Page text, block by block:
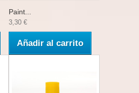
Paint...
3,30 €
Añadir al carrito